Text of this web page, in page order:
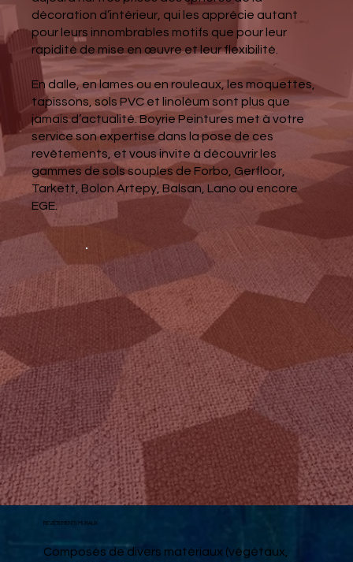
REVÊTEMENTS MURAUX
Composés de divers matériaux (végétaux,
décoration d’intérieur, qui les apprécie autant
pour leurs innombrables motifs que pour leur
rapidité de mise en œuvre et leur flexibilité.
En dalle, en lames ou en rouleaux, les moquettes,
tapissons, sols PVC et linoléum sont plus que
jamais d’actualité. Boyrie Peintures met à votre
service son expertise dans la pose de ces
revêtements, et vous invite à découvrir les
gammes de sols souples de Forbo, Gerfloor,
Tarkett, Bolon Artepy, Balsan, Lano ou encore
EGE.